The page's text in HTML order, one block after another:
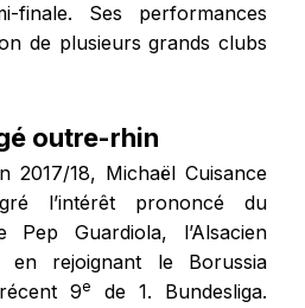
finale. Ses performances
de plusieurs grands clubs
outre-rhin
2017/18, Michaël Cuisance
l’intérêt prononcé du
Pep Guardiola, l’Alsacien
en rejoignant le Borussia
9e
de 1. Bundesliga.